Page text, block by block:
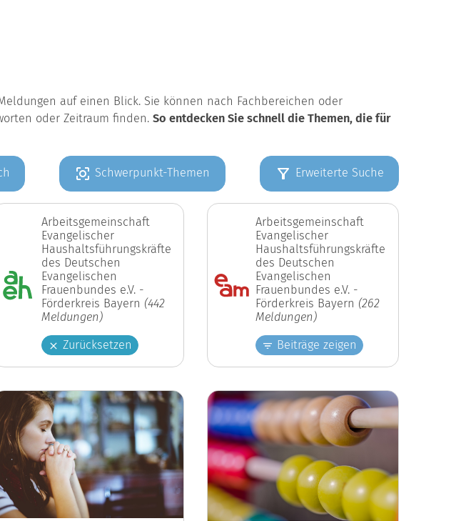
auf einen Blick. Sie können nach Fachbereichen oder
oder Zeitraum finden.So entdecken Sie schnell die Themen, die für
Schwerpunkt-Themen Erweiterte Suche
Arbeitsgemeinschaft
Evangelischer
Haushaltsführungskräfte
des Deutschen
Evangelischen
Frauenbundes e.V. -
Förderkreis Bayern (442
Meldungen)
Zurücksetzen
Arbeitsgemeinschaft
Evangelischer
Haushaltsführungskräfte
des Deutschen
Evangelischen
Frauenbundes e.V. -
Förderkreis Bayern (262
Meldungen)
Beiträge zeigen